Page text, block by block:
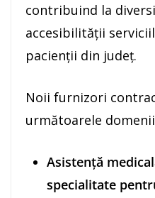
contribuind la
accesibilității
pacienții din județ.
Noii furnizori
următoarele
Asistență
specialitate